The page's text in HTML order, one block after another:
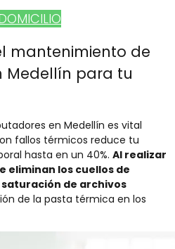
mantenimiento de
Medellín para tu
en Medellín es vital
fallos térmicos reduce tu
hasta en un 40%. Al realizar
eliminan los cuellos de
de archivos
de la pasta térmica en los